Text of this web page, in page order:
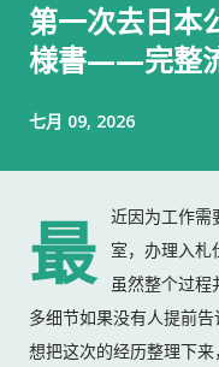
第一次去日本
様書——完整
七月 09, 2026
最
近因为工作需
室，办理入札
虽然整个过程
多细节如果没有人提前
想把这次的经历整理下